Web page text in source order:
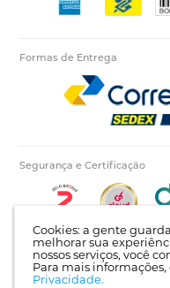
Cookies: a gente
melhorar sua
nossos serviços, você
Para mais informações,
Privacidade.
Formas de Entrega
Segurança e Certificação
Autopecas Tiete LTDA - CNPJ:
Londrina - PR |